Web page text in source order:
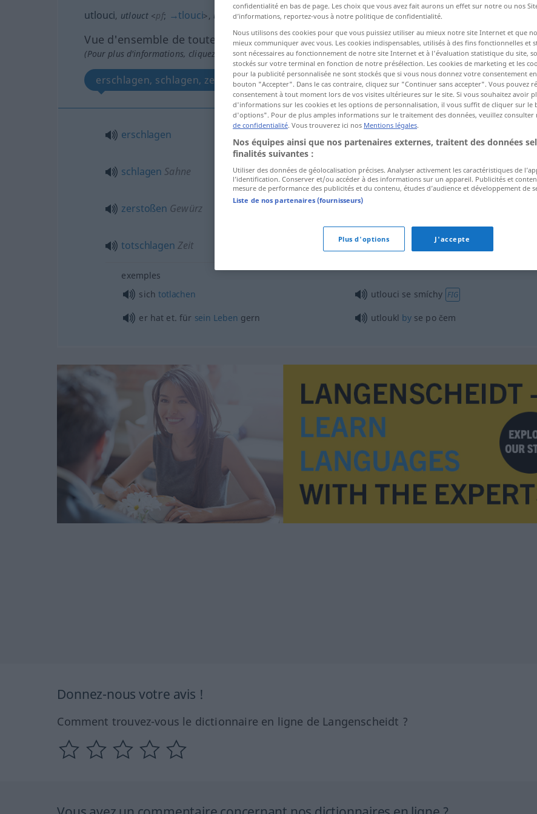
utlouci, utlouct<pf; →tlouci>, utloukat
Vue d'ensemble de toutes les traductions
(Pour plus d'informations, cliquez sur/touchez la traduction)
erschlagen, schlagen, zerstoßen, totschlagen
erschlagen
schlagen Sahne utlouci
zerstoßen Gewürz
totschlagen Zeit utlouci
exemples
sichtotlachen utlouci se smíchy FIG
er hat et. für sein Leben gern utloukl byse po čem
Donnez-nous votre avis !
Comment trouvez-vous le dictionnaire en ligne de Langenscheidt ?
confidentialité en bas de page. Les choix que vous avez fait aurons un effet sur notre ou nos
d’informations, reportez-vous à notre politique de confidentialité.
Nous utilisons des cookies pour que vous puissiez utiliser au mieux notre site Internet et que
mieux communiquer avec vous. Les cookies indispensables, utilisés à des fins fonctionnelles et
sont nécessaires au fonctionnement de notre site Internet et à l'évaluation statistique du site,
stockés sur votre terminal en fonction de notre présélection. Les cookies de marketing et les
pour la publicité personnalisée ne sont stockés que si vous nous donnez votre consentement
bouton "Accepter". Dans le cas contraire, cliquez sur "Continuer sans accepter". Vous pouvez
consentement à tout moment lors de vos visites ultérieures sur le site. Si vous souhaitez avoir
d'informations sur les cookies et les options de personnalisation, il vous suffit de cliquer sur le
d'options". Pour de plus amples informations sur le traitement des données, veuillez consulter
de confidentialité. Vous trouverez ici nos Mentions légales.
Nos équipes ainsi que nos partenaires externes, traitent des données
finalités suivantes :
Utiliser des données de géolocalisation précises. Analyser activement les caractéristiques de
l’identification. Conserver et/ou accéder à des informations sur un appareil. Publicités et
mesure de performance des publicités et du contenu, études d’audience et développement de
Liste de nos partenaires (fournisseurs)
Plus d'options J'accepte